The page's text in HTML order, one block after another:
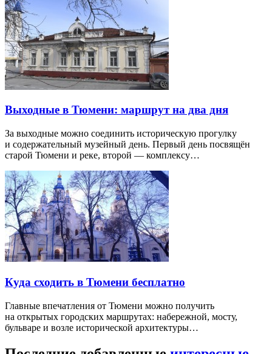
Выходные в Тюмени: маршрут на два дня
За выходные можно соединить историческую прогулку
и содержательный музейный день. Первый день посвящён
старой Тюмени и реке, второй — комплексу…
Куда сходить в Тюмени бесплатно
Главные впечатления от Тюмени можно получить
на открытых городских маршрутах: набережной, мосту,
бульваре и возле исторической архитектуры…